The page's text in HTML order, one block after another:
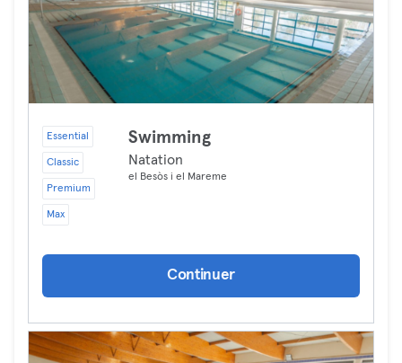
Essential
Classic
Premium
Max
Swimming
Natation
el Besòs i el Mareme
Continuer